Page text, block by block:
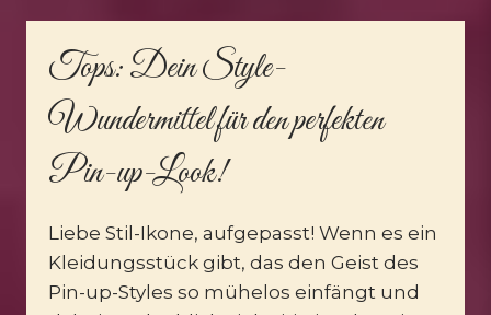
Tops: Dein Style-
Wundermittel für den perfekten
Pin-up-Look!
Liebe Stil-Ikone, aufgepasst! Wenn es ein
Kleidungsstück gibt, das den Geist des
Pin-up-Styles so mühelos einfängt und